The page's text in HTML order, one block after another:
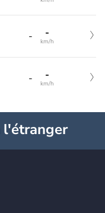
- -
km/h
- -
km/h
l'étranger